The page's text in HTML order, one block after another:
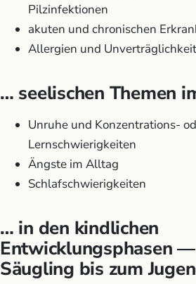
Pilzinfektionen
akuten und chronischen
Allergien und
… seelischen Themen
Unruhe und Konzentrations-
Lernschwierigkeiten
Ängste im Alltag
Schlafschwierigkeiten
… in den kindlichen
Entwicklungsphasen
Säugling bis zum